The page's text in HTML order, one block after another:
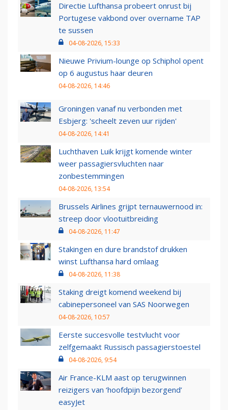
Directie Lufthansa probeert onrust bij
Portugese vakbond over overname TAP
te sussen
04-08-2026, 15:33
Nieuwe Privium-lounge op Schiphol opent
op 6 augustus haar deuren
04-08-2026, 14:46
Groningen vanaf nu verbonden met
Esbjerg: 'scheelt zeven uur rijden'
04-08-2026, 14:41
Luchthaven Luik krijgt komende winter
weer passagiersvluchten naar
zonbestemmingen
04-08-2026, 13:54
Brussels Airlines grijpt ternauwernood in:
streep door vlootuitbreiding
04-08-2026, 11:47
Stakingen en dure brandstof drukken
winst Lufthansa hard omlaag
04-08-2026, 11:38
Staking dreigt komend weekend bij
cabinepersoneel van SAS Noorwegen
04-08-2026, 10:57
Eerste succesvolle testvlucht voor
zelfgemaakt Russisch passagierstoestel
04-08-2026, 9:54
Air France-KLM aast op terugwinnen
reizigers van ‘hoofdpijn bezorgend’
easyJet